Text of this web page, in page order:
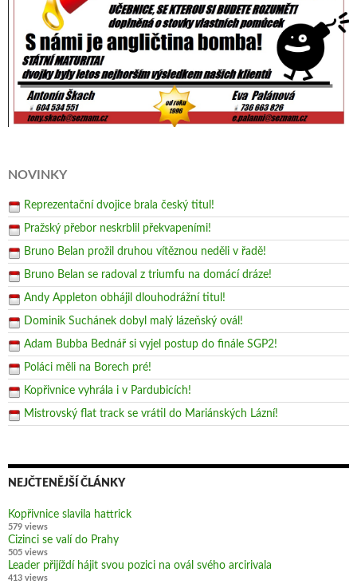
NOVINKY
Reprezentační dvojice brala český titul!
Pražský přebor neskrblil překvapeními!
Bruno Belan prožil druhou vítěznou neděli v řadě!
Bruno Belan se radoval z triumfu na domácí dráze!
Andy Appleton obhájil dlouhodrážní titul!
Dominik Suchánek dobyl malý lázeňský ovál!
Adam Bubba Bednář si vyjel postup do finále SGP2!
Poláci měli na Borech pré!
Kopřivnice vyhrála i v Pardubicích!
Mistrovský flat track se vrátil do Mariánských Lázní!
NEJČTENĚJŠÍ ČLÁNKY
Kopřivnice slavila hattrick
579 views
Cizinci se valí do Prahy
505 views
Leader přijíždí hájit svou pozici na ovál svého arcirivala
413 views